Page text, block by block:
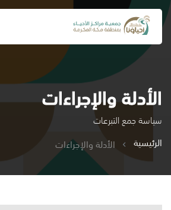
الأدلة والإجراءات
سياسة جمع التبرعات
الرئيسية
الأدلة والإجراءات